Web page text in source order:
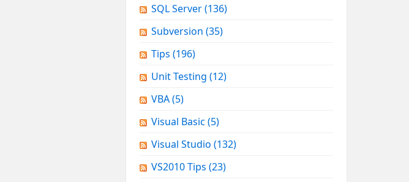
SQL Server(136)
Subversion (35)
Tips (196)
Unit Testing (12)
VBA(5)
Visual Basic (5)
Visual Studio (132)
VS2010 Tips (23)